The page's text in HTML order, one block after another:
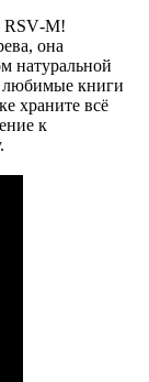
RSV‑M!
она
натуральной
любимые книги
храните всё
к